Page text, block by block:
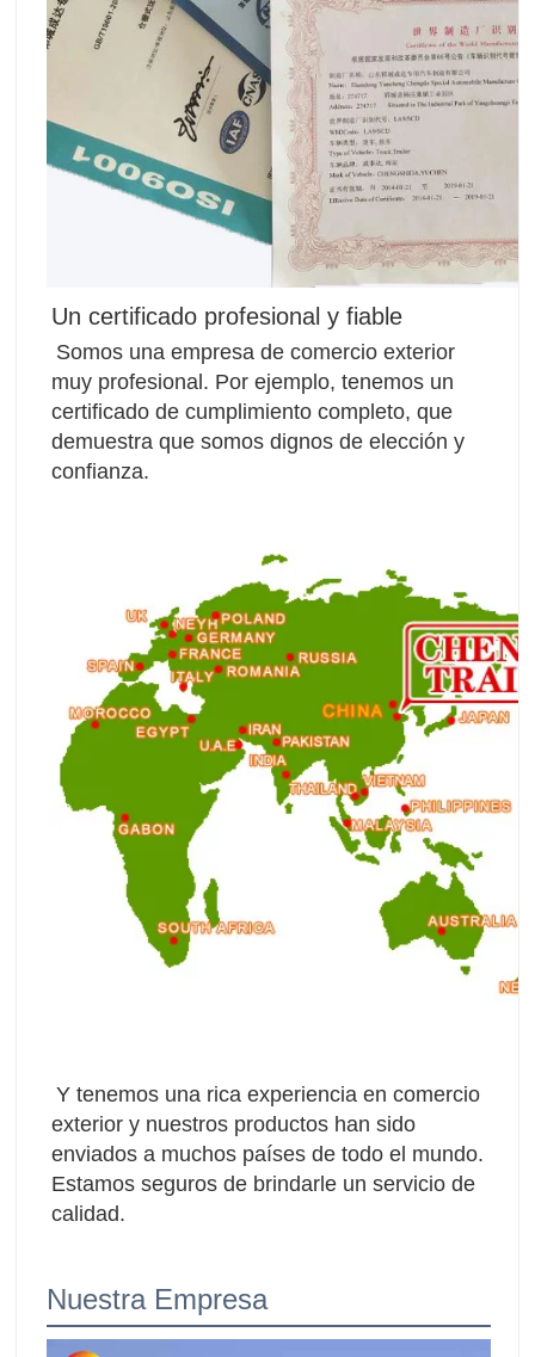
Un certificado profesional y fiable
Somos una empresa de comercio exterior
muy profesional. Por ejemplo, tenemos un
certificado de cumplimiento completo, que
demuestra que somos dignos de elección y
confianza.
Y tenemos una rica experiencia en comercio
exterior y nuestros productos han sido
enviados a muchos países de todo el mundo.
Estamos seguros de brindarle un servicio de
calidad.
Nuestra Empresa